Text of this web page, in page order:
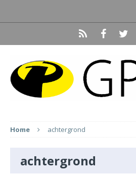
Home achtergrond
achtergrond